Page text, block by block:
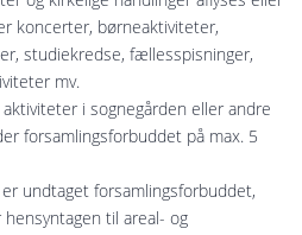
koncerter, børneaktiviteter,
studiekredse, fællesspisninger,
mv.
i sognegården eller andre
forsamlingsforbuddet på max. 5
undtaget forsamlingsforbuddet,
til areal- og